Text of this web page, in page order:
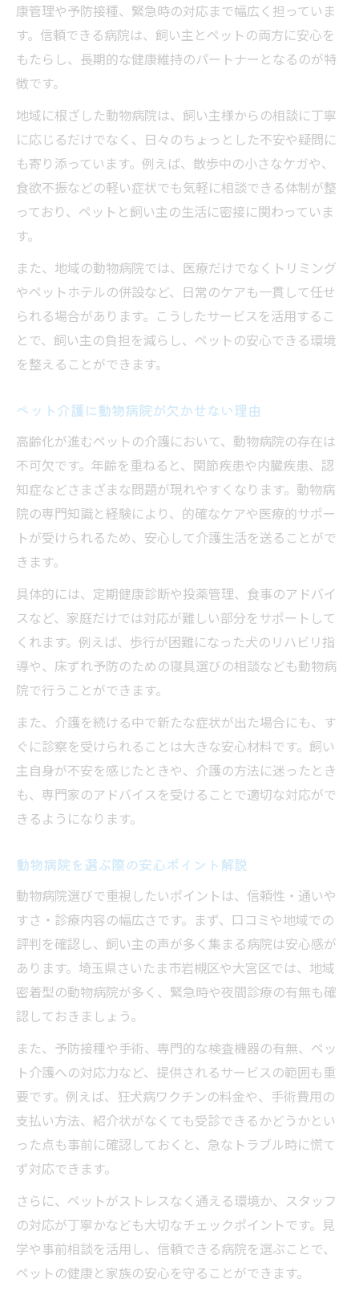
安心を探すなら動物病院利用の流れも知ってお
こう
動物病院の受診手順とポイントを整理しよ
動物病院利用時に確認すべき流れの基礎
ペット介護に必要な動物病院利用の具体例
動物病院での初診から介護までの流れを解
説
動物病院の受付から相談・診療までの流れ
報
動物病院利用時の医療費不安を減らす方法
動物病院の医療費明細を正しく理解しよう
動物病院利用時の公的支援情報もチェック
犬や猫の高齢化に備えた動物病院活用術
動物病院で実践する高齢ペットの健康管理
高齢犬や猫の変化に気付く動物病院の視点
動物病院の定期健診で老化サインを察知
動物病院が教える高齢ペットの介護ポイン
動物病院活用で老犬・老猫の生活を快適に
行政手続きも含めたペット介護のポイント
動物病院と連携して行政手続きを円滑化
動物病院が案内する死亡届などの手続き方
動物病院利用で行政への申請も安心サポー
ト
ペット介護中の行政手続きを動物病院で確
う
康管理や予防接種、緊急時の対応まで幅広く担っていま
す。信頼できる病院は、飼い主とペットの両方に安心を
もたらし、長期的な健康維持のパートナーとなるのが特
徴です。
地域に根ざした動物病院は、飼い主様からの相談に丁寧
に応じるだけでなく、日々のちょっとした不安や疑問に
も寄り添っています。例えば、散歩中の小さなケガや、
食欲不振などの軽い症状でも気軽に相談できる体制が整
っており、ペットと飼い主の生活に密接に関わっていま
す。
また、地域の動物病院では、医療だけでなくトリミング
やペットホテルの併設など、日常のケアも一貫して任せ
られる場合があります。こうしたサービスを活用するこ
とで、飼い主の負担を減らし、ペットの安心できる環境
を整えることができます。
ペット介護に動物病院が欠かせない理由
高齢化が進むペットの介護において、動物病院の存在は
不可欠です。年齢を重ねると、関節疾患や内臓疾患、認
知症などさまざまな問題が現れやすくなります。動物病
院の専門知識と経験により、的確なケアや医療的サポー
トが受けられるため、安心して介護生活を送ることがで
きます。
具体的には、定期健康診断や投薬管理、食事のアドバイ
スなど、家庭だけでは対応が難しい部分をサポートして
くれます。例えば、歩行が困難になった犬のリハビリ指
導や、床ずれ予防のための寝具選びの相談なども動物病
院で行うことができます。
また、介護を続ける中で新たな症状が出た場合にも、す
ぐに診察を受けられることは大きな安心材料です。飼い
主自身が不安を感じたときや、介護の方法に迷ったとき
も、専門家のアドバイスを受けることで適切な対応がで
きるようになります。
動物病院を選ぶ際の安心ポイント解説
動物病院選びで重視したいポイントは、信頼性・通いや
すさ・診療内容の幅広さです。まず、口コミや地域での
評判を確認し、飼い主の声が多く集まる病院は安心感が
あります。埼玉県さいたま市岩槻区や大宮区では、地域
密着型の動物病院が多く、緊急時や夜間診療の有無も確
認しておきましょう。
また、予防接種や手術、専門的な検査機器の有無、ペッ
ト介護への対応力など、提供されるサービスの範囲も重
要です。例えば、狂犬病ワクチンの料金や、手術費用の
支払い方法、紹介状がなくても受診できるかどうかとい
った点も事前に確認しておくと、急なトラブル時に慌て
ず対応できます。
さらに、ペットがストレスなく通える環境か、スタッフ
の対応が丁寧かなども大切なチェックポイントです。見
学や事前相談を活用し、信頼できる病院を選ぶことで、
ペットの健康と家族の安心を守ることができます。